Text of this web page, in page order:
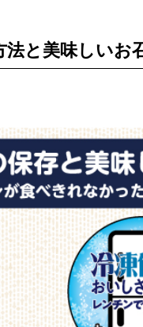
法と美味しいお